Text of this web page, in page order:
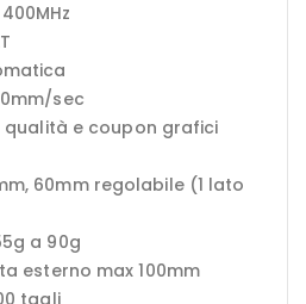
sec
e coupon grafici
60mm regolabile (1 lato
a 90g
esterno max 100mm
tagli